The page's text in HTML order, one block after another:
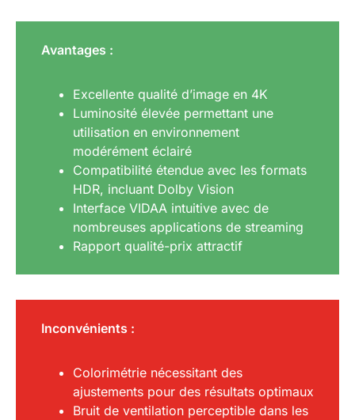
Avantages :
Excellente qualité d’image en 4K
Luminosité élevée permettant une
utilisation en environnement
modérément éclairé
Compatibilité étendue avec les formats
HDR, incluant Dolby Vision
Interface VIDAA intuitive avec de
nombreuses applications de streaming
Rapport qualité-prix attractif
Inconvénients :
Colorimétrie nécessitant des
ajustements pour des résultats optimaux
Bruit de ventilation perceptible dans les